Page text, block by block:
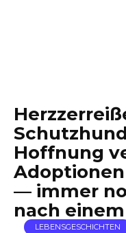
Hoffnung
— immer
nach
LEBENSGESCHICHTEN